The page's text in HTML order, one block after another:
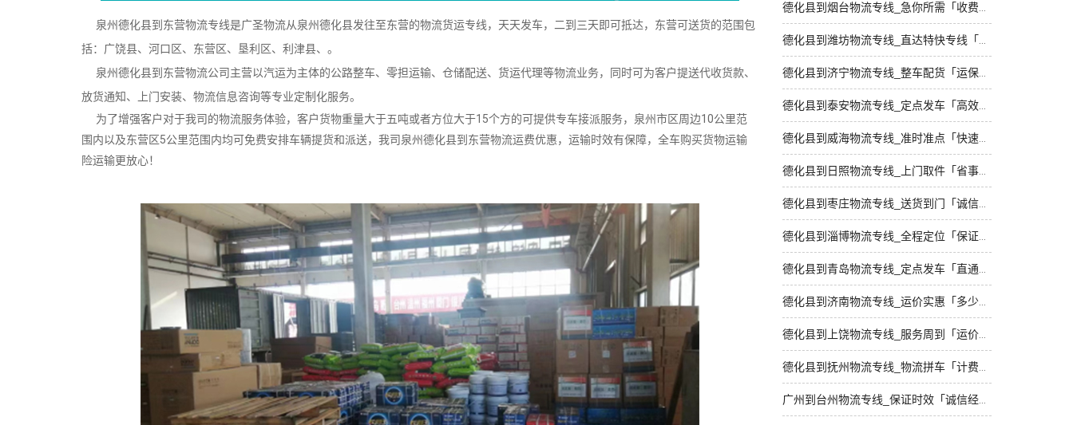
泉州德化县到东营物流专线是广圣物流从泉州德化县发往至东营的物流货运专线，天天发车，二到三天即可抵达，东营可送货的范围包
括：广饶县、河口区、东营区、垦利区、利津县、。
泉州德化县到东营物流公司主营以汽运为主体的公路整车、零担运输、仓储配送、货运代理等物流业务，同时可为客户提送代收货款、
放货通知、上门安装、物流信息咨询等专业定制化服务。
为了增强客户对于我司的物流服务体验，客户货物重量大于五吨或者方位大于15个方的可提供专车接派服务，泉州市区周边10公里范
围内以及东营区5公里范围内均可免费安排车辆提货和派送，我司泉州德化县到东营物流运费优惠，运输时效有保障，全车购买货物运输
险运输更放心！
德化县到烟台物流专线_急你所需「收费标准」
德化县到潍坊物流专线_直达特快专线「快运有保障」
德化县到济宁物流专线_整车配货「运保时效」
德化县到泰安物流专线_定点发车「高效运输」
德化县到威海物流专线_准时准点「快速响应」
德化县到日照物流专线_上门取件「省事省心」
德化县到枣庄物流专线_送货到门「诚信为先」
德化县到淄博物流专线_全程定位「保证时效」
德化县到青岛物流专线_定点发车「直通专线」
德化县到济南物流专线_运价实惠「多少一吨」
德化县到上饶物流专线_服务周到「运价实惠」
德化县到抚州物流专线_物流拼车「计费标准」
广州到台州物流专线_保证时效「诚信经营」